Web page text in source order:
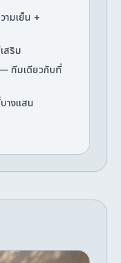
ามเย็น +
สริม
ทีมเดียวกับที่
างแสน